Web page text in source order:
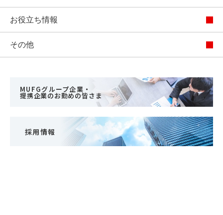
お役立ち情報
その他
MUFGグループ企業・
提携企業のお勤めの皆さま
採用情報